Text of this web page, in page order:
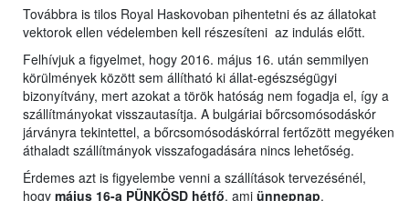
Továbbra is tilos Royal Haskovoban pihentetni és az állatokat
vektorok ellen védelemben kell részesíteni az indulás előtt.
Felhívjuk a figyelmet, hogy 2016. május 16. után semmilyen
körülmények között sem állítható ki állat-egészségügyi
bizonyítvány, mert azokat a török hatóság nem fogadja el, így a
szállítmányokat visszautasítja. A bulgáriai bőrcsomósodáskór
járványra tekintettel, a bőrcsomósodáskórral fertőzött megyéken
áthaladt szállítmányok visszafogadására nincs lehetőség.
Érdemes azt is figyelembe venni a szállítások tervezésénél,
hogy május 16-a PÜNKÖSD hétfő, ami ünnepnap.